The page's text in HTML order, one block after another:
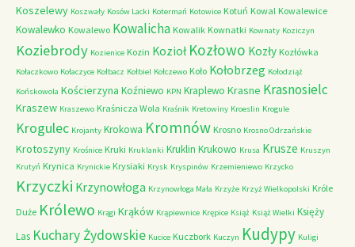
Koszelewy Koszwały Kosów Lacki Kotermań Kotowice Kotuń Kowal Kowalewice
Kowalewko Kowalewo Kowalicha Kowalik Kownatki Kownaty Koziczyn
Koziebrody Kozienice Kozin Kozioł Kozłowo Kozły Kozłówka
Kołaczkowo Kołaczyce Kołbacz Kołbiel Kołczewo Koło Kołobrzeg Kołodziąż
Końskowola Kościerzyna Koźniewo KPN Kraplewo Krasne Krasnosielc
Kraszew Kraszewo Kraśnicza Wola Kraśnik Kretowiny Kroeslin Krogule
Krogulec Krojanty Krokowa Kromnów Krosno Krosno Odrzańskie
Krotoszyny Krośnice Kruki Kruklanki Kruklin Krukowo Krusa Krusze Kruszyn
Krutyń Krynica Krynickie Krysiaki Krysk Kryspinów Krzemieniewo Krzycko
Krzyczki Krzynowłoga Krzynowłoga Mała Krzyże Krzyż Wielkopolski Króle
Duże Królewo Krągi Krąków Krąpiewnice Krępice Książ Książ Wielki Księży
Las Kuchary Żydowskie Kucice Kuczbork Kuczyn Kudypy Kuligi